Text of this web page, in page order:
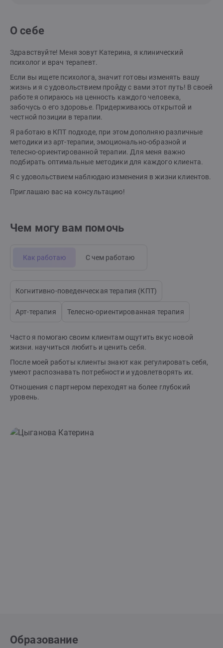
О себе
Здравствуйте! Меня зовут Катерина, я клинический
психолог и врач терапевт.
Если вы ищете психолога, значит готовы изменять вашу
жизнь и я с удовольствием пройду с вами этот путь! В своей
работе я опираюсь на ценность каждого человека,
забочусь о его здоровье. Придерживаюсь открытой и
честной позиции в терапии.
Я работаю в КПТ подходе, при этом дополняю различные
методики из арт-терапии, эмоционально-образной и
телесно-ориентированной терапии. Для меня важно
подбирать оптимальные методики для каждого клиента.
Я с удовольствием наблюдаю изменения в жизни клиентов.
Приглашаю вас на консультацию!
Чем могу вам помочь
Как работаю С чем работаю
Когнитивно-поведенческая терапия (КПТ)
Арт-терапия Телесно-ориентированная терапия
Часто я помогаю своим клиентам ощутить вкус новой
жизни. научиться любить и ценить себя.
После моей работы клиенты знают как регулировать себя,
умеют распознавать потребности и удовлетворять их.
Отношения с партнером переходят на более глубокий
уровень.
Образование